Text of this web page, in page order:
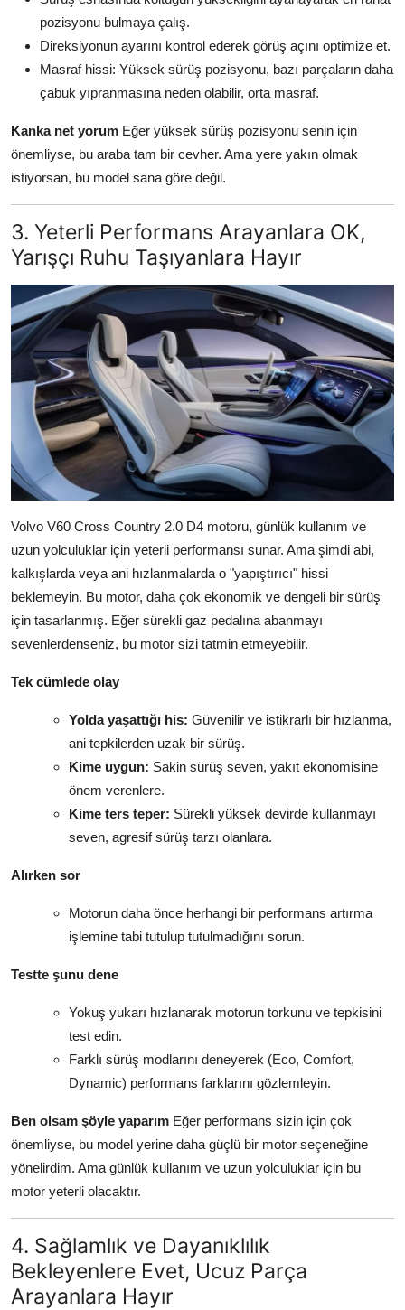
pozisyonu bulmaya çalış.
Direksiyonun ayarını kontrol ederek görüş açını optimize et.
Masraf hissi: Yüksek sürüş pozisyonu, bazı parçaların daha
çabuk yıpranmasına neden olabilir, orta masraf.
Kanka net yorum Eğer yüksek sürüş pozisyonu senin için
önemliyse, bu araba tam bir cevher. Ama yere yakın olmak
istiyorsan, bu model sana göre değil.
3. Yeterli Performans Arayanlara OK,
Yarışçı Ruhu Taşıyanlara Hayır
Volvo V60 Cross Country 2.0 D4 motoru, günlük kullanım ve
uzun yolculuklar için yeterli performansı sunar. Ama şimdi abi,
kalkışlarda veya ani hızlanmalarda o "yapıştırıcı" hissi
beklemeyin. Bu motor, daha çok ekonomik ve dengeli bir sürüş
için tasarlanmış. Eğer sürekli gaz pedalına abanmayı
sevenlerdenseniz, bu motor sizi tatmin etmeyebilir.
Tek cümlede olay
Yolda yaşattığı his: Güvenilir ve istikrarlı bir hızlanma,
ani tepkilerden uzak bir sürüş.
Kime uygun: Sakin sürüş seven, yakıt ekonomisine
önem verenlere.
Kime ters teper: Sürekli yüksek devirde kullanmayı
seven, agresif sürüş tarzı olanlara.
Alırken sor
Motorun daha önce herhangi bir performans artırma
işlemine tabi tutulup tutulmadığını sorun.
Testte şunu dene
Yokuş yukarı hızlanarak motorun torkunu ve tepkisini
test edin.
Farklı sürüş modlarını deneyerek (Eco, Comfort,
Dynamic) performans farklarını gözlemleyin.
Ben olsam şöyle yaparım Eğer performans sizin için çok
önemliyse, bu model yerine daha güçlü bir motor seçeneğine
yönelirdim. Ama günlük kullanım ve uzun yolculuklar için bu
motor yeterli olacaktır.
4. Sağlamlık ve Dayanıklılık
Bekleyenlere Evet, Ucuz Parça
Arayanlara Hayır